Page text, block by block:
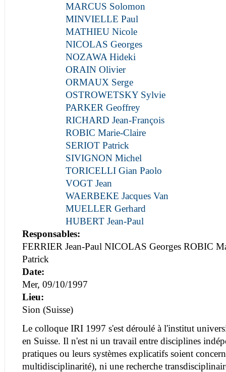
MARCUS Solomon
MINVIELLE Paul
MATHIEU Nicole
NICOLAS Georges
NOZAWA Hideki
ORAIN Olivier
ORMAUX Serge
OSTROWETSKY Sylvie
PARKER Geoffrey
RICHARD Jean-François
ROBIC Marie-Claire
SERIOT Patrick
SIVIGNON Michel
TORICELLI Gian Paolo
VOGT Jean
WAERBEKE Jacques Van
MUELLER Gerhard
HUBERT Jean-Paul
Responsables:
FERRIER Jean-Paul NICOLAS Georges ROBIC
Patrick
Date:
Mer, 09/10/1997
Lieu:
Sion (Suisse)
Le colloque IRI 1997 s'est déroulé à l'institut
en Suisse. Il n'est ni un travail entre disciplines
pratiques ou leurs systèmes explicatifs soient
multidisciplinarité), ni une recherche